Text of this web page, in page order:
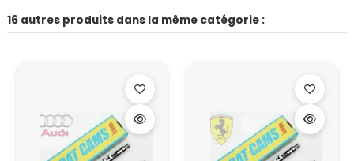
16 autres produits dans la même catégorie :